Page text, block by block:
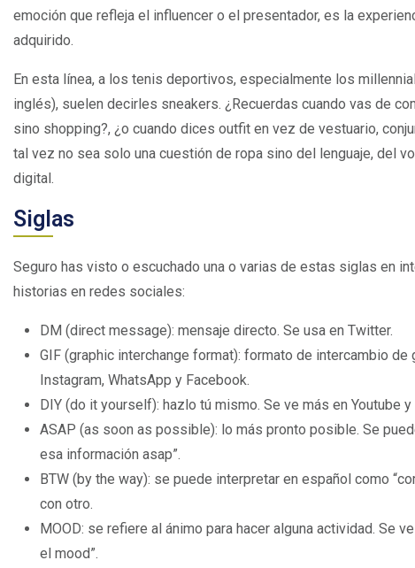
emoción que refleja el influencer o el presentador, es la
adquirido.
En esta línea, a los tenis deportivos, especialmente los
inglés), suelen decirles sneakers. ¿Recuerdas cuando vas de
sino shopping?, ¿o cuando dices outfit en vez de vestuario,
tal vez no sea solo una cuestión de ropa sino del lenguaje, del
digital.
Siglas
Seguro has visto o escuchado una o varias de estas siglas en
historias en redes sociales:
DM (direct message): mensaje directo. Se usa en Twitter.
GIF (graphic interchange format): formato de intercambio
Instagram, WhatsApp y Facebook.
DIY (do it yourself): hazlo tú mismo. Se ve más en Youtube y
ASAP (as soon as possible): lo más pronto posible. Se
esa información asap”.
BTW (by the way): se puede interpretar en español como
con otro.
MOOD: se refiere al ánimo para hacer alguna actividad. Se
el mood”.